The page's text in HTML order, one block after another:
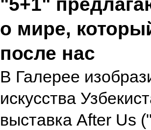
"5+1"
о мире,
после нас
В Галерее
искусства
выставка After Us